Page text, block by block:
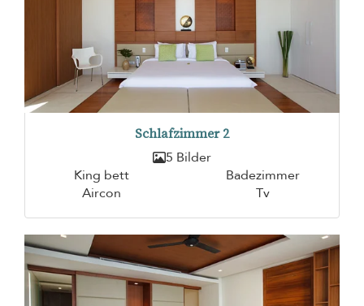
Schlafzimmer 2
5 Bilder
King bett
Badezimmer
Aircon
Tv